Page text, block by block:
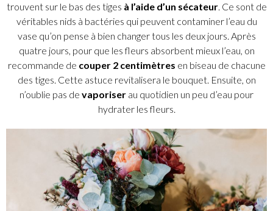
trouvent sur le bas des tiges à l’aide d’un sécateur. Ce sont de
véritables nids à bactéries qui peuvent contaminer l’eau du
vase qu’on pense à bien changer tous les deux jours. Après
quatre jours, pour que les fleurs absorbent mieux l’eau, on
recommande de couper 2 centimètres en biseau de chacune
des tiges. Cette astuce revitalisera le bouquet. Ensuite, on
n’oublie pas de vaporiser au quotidien un peu d’eau pour
hydrater les fleurs.